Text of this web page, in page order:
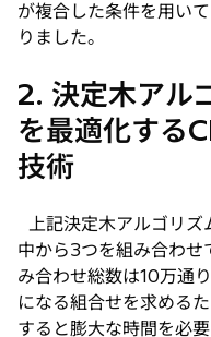
が複合した条件を用い
りました。
2. 決定木アル
を最適化する
技術
上記決定木アルゴリ
中から3つを組み合わ
み合わせ総数は10万通
になる組合せを求める
すると膨大な時間を必